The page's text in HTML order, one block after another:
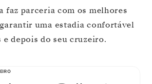
faz parceria com os melhores
uma estadia confortável
e depois do seu cruzeiro.